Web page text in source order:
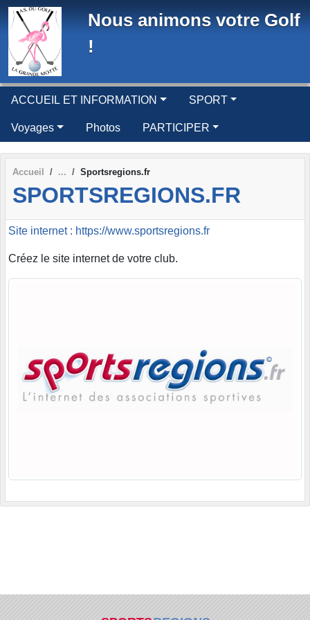
Nous animons votre Golf
!
ACCUEIL ET INFORMATION SPORT
Voyages Photos PARTICIPER
Accueil Sportsregions.fr
SPORTSREGIONS.FR
Site internet : https://www.sportsregions.fr
Créez le site internet de votre club.
Panneau de gestion des cookies